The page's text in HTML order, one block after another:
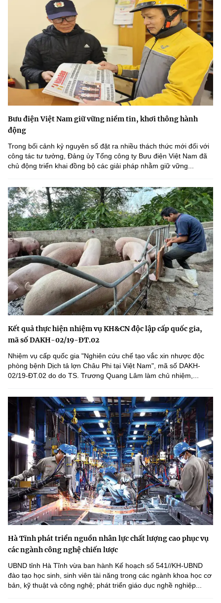
Bưu điện Việt Nam giữ vững niềm tin, khơi thông hành
động
Trong bối cảnh kỷ nguyên số đặt ra nhiều thách thức mới đối với
công tác tư tưởng, Đảng ủy Tổng công ty Bưu điện Việt Nam đã
chủ động triển khai đồng bộ các giải pháp nhằm giữ vững...
Kết quả thực hiện nhiệm vụ KH&CN độc lập cấp quốc gia,
mã số DAKH-02/19-ĐT.02
Nhiệm vụ cấp quốc gia "Nghiên cứu chế tạo vắc xin nhược độc
phòng bệnh Dịch tả lợn Châu Phi tại Việt Nam", mã số DAKH-
02/19-ĐT.02 do do TS. Trương Quang Lâm làm chủ nhiệm,...
Hà Tĩnh phát triển nguồn nhân lực chất lượng cao phục vụ
các ngành công nghệ chiến lược
UBND tỉnh Hà Tĩnh vừa ban hành Kế hoạch số 541//KH-UBND
đào tạo học sinh, sinh viên tài năng trong các ngành khoa học cơ
bản, kỹ thuật và công nghệ; phát triển giáo dục nghề nghiệp...